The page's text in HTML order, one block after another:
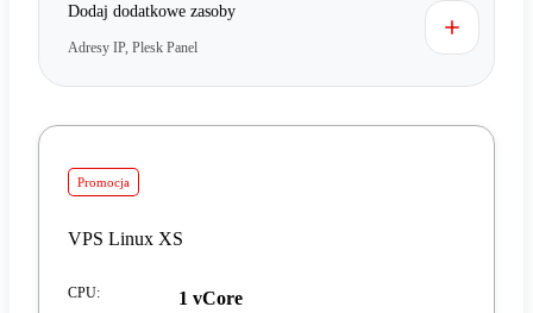
Dodaj dodatkowe zasoby
Adresy IP, Plesk Panel
Promocja
VPS Linux XS
CPU: 1 vCore